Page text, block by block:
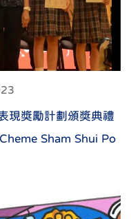
現獎勵計劃頒獎典禮
Sham Shui Po